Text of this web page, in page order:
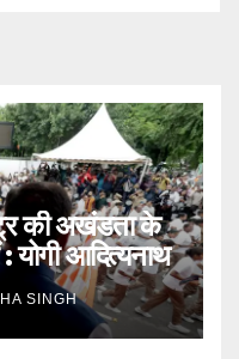
की अखंडता के
योगी आदित्यनाथ
SINGH